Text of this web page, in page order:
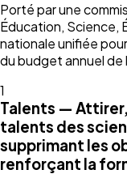
Porté par une
Éducation, Science,
nationale unifiée
du budget annuel de
1
Talents —
talents des
supprimant les
renforçant la